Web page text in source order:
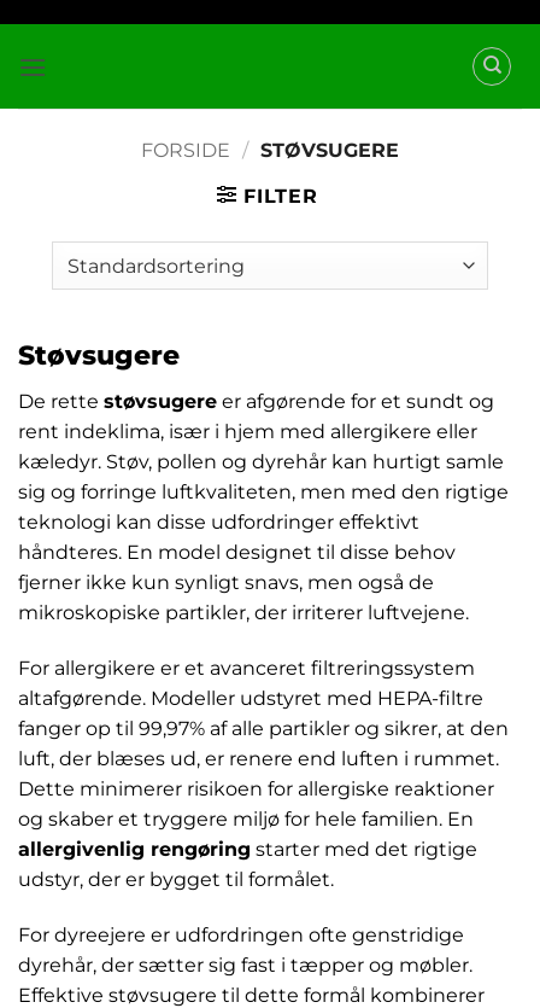
indhold
FORSIDE / STØVSUGERE
FILTER
Støvsugere
De rette støvsugere er afgørende for et sundt og
rent indeklima, især i hjem med allergikere eller
kæledyr. Støv, pollen og dyrehår kan hurtigt samle
sig og forringe luftkvaliteten, men med den rigtige
teknologi kan disse udfordringer effektivt
håndteres. En model designet til disse behov
fjerner ikke kun synligt snavs, men også de
mikroskopiske partikler, der irriterer luftvejene.
For allergikere er et avanceret filtreringssystem
altafgørende. Modeller udstyret med HEPA-filtre
fanger op til 99,97% af alle partikler og sikrer, at den
luft, der blæses ud, er renere end luften i rummet.
Dette minimerer risikoen for allergiske reaktioner
og skaber et tryggere miljø for hele familien. En
allergivenlig rengøring starter med det rigtige
udstyr, der er bygget til formålet.
For dyreejere er udfordringen ofte genstridige
dyrehår, der sætter sig fast i tæpper og møbler.
Effektive støvsugere til dette formål kombinerer